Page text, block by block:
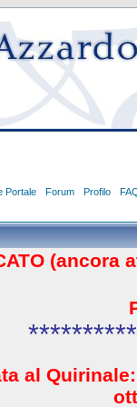
Portale Forum Profilo
(ancora
al